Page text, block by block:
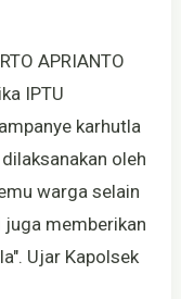
APRIANTO
IPTU
karhutla
oleh
warga selain
memberikan
Ujar Kapolsek